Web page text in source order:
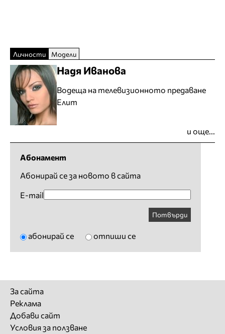
Личности Модели
Надя Иванова
Водеща на телевизионното предаване
Елит
и още...
Абонамент
Абонирай се за новото в сайта
E-mail
Потвърди
абонирай се отпиши се
За сайта
Реклама
Добави сайт
Условия за ползване